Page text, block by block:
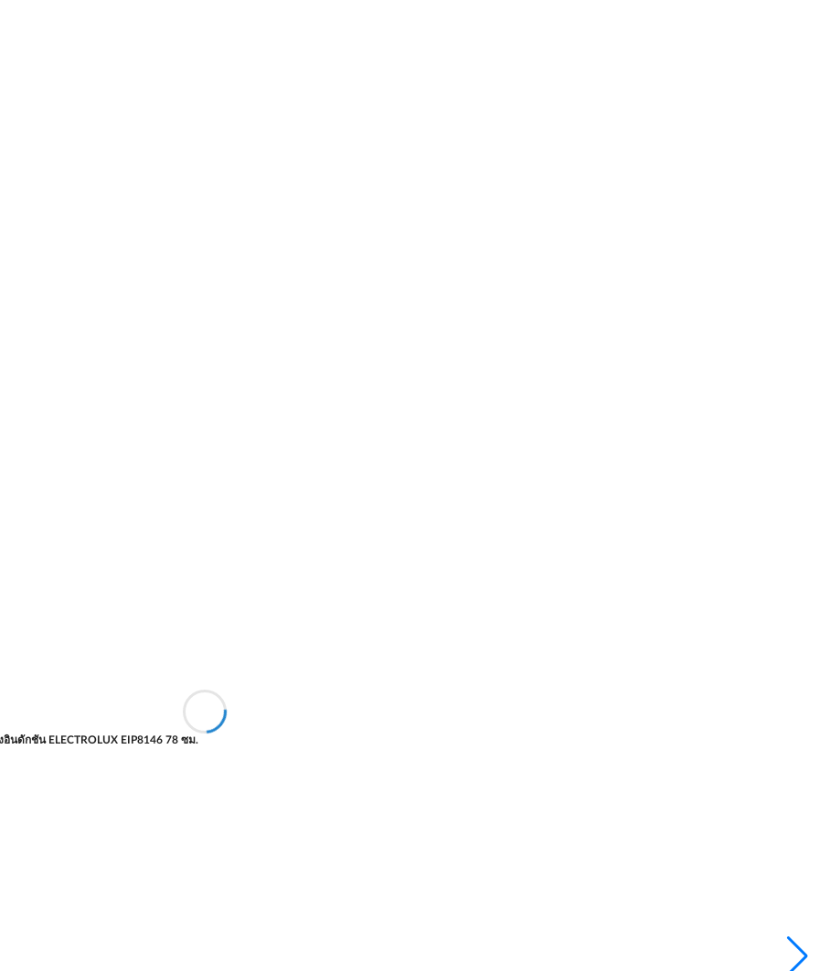
อินดักชัน ELECTROLUX EIP8146 78 ซม.